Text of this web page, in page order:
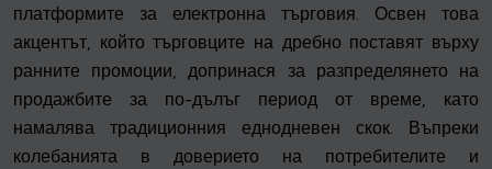
платформите за електронна търговия. Освен това
акцентът, който търговците на дребно поставят върху
ранните промоции, допринася за разпределянето на
продажбите за по-дълъг период от време, като
намалява традиционния еднодневен скок. Въпреки
колебанията в доверието на потребителите и